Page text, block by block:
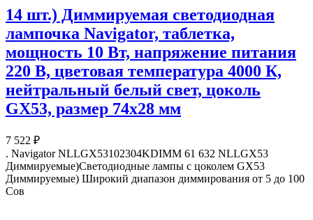
14 шт.) Диммируемая светодиодная
лампочка Navigator, таблетка,
мощность 10 Вт, напряжение питания
220 В, цветовая температура 4000 К,
нейтральный белый свет, цоколь
GX53, размер 74х28 мм
7 522 ₽
. Navigator NLLGX53102304KDIMM 61 632 NLLGX53
Диммируемые)Светодиодные лампы с цоколем GX53
Диммируемые) Широкий диапазон диммирования от 5 до 100
Сов